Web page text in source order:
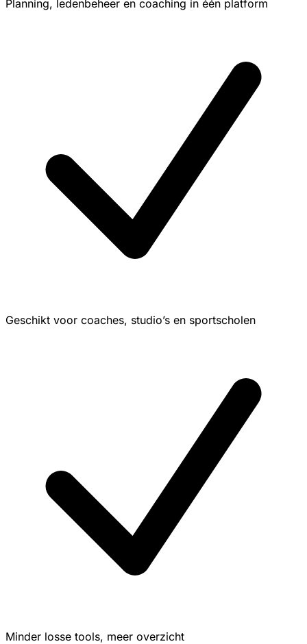
Planning, ledenbeheer en coaching in één platform
Geschikt voor coaches, studio’s en sportscholen
Minder losse tools, meer overzicht